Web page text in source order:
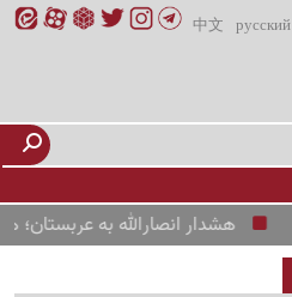
русский
中文
هشدار انصارالله به عربستان؛